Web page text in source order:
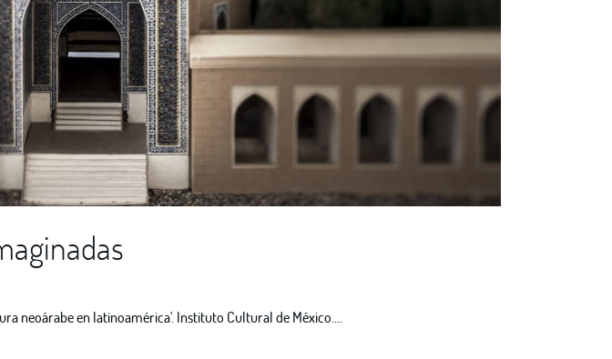
neoárabe en latinoamérica'. Instituto Cultural de México....